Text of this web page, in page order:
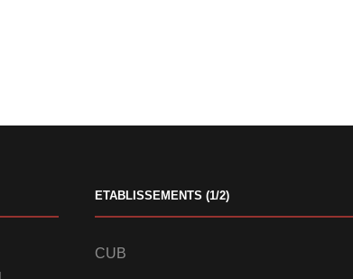
ETABLISSEMENTS (1/2)
CUB